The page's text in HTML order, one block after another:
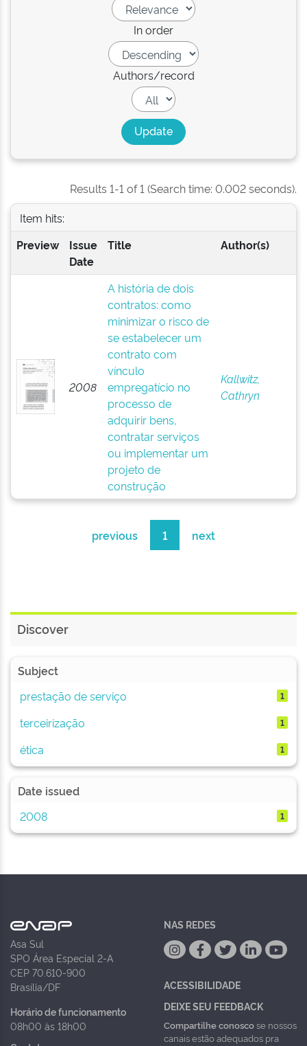
In order
Authors/record
Results 1-1 of 1 (Search time: 0.002 seconds).
Item hits:
Preview
Issue
Date
Title Author(s)
2008
A história de dois
contratos: como
minimizar o risco de
se estabelecer um
contrato com
vínculo
empregatício no
processo de
adquirir bens,
contratar serviços
ou implementar um
projeto de
construção
Kallwitz,
Cathryn
previous 1 next
Discover
Subject
prestação de serviço
1
terceirização 1
ética 1
Date issued
2008
1
Asa Sul
SPO Área Especial 2-A
CEP 70.610-900
Brasília/DF
Horário de funcionamento
08h00 às 18h00
NAS REDES
ACESSIBILIDADE
DEIXE SEU FEEDBACK
Compartilhe conoscose nossos
canais estão adequados pra